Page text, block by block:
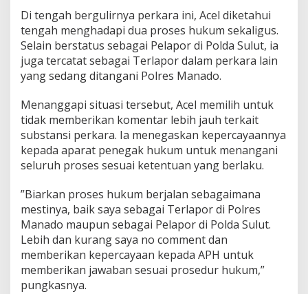
u
t
Di tengah bergulirnya perkara ini, Acel diketahui
tengah menghadapi dua proses hukum sekaligus.
Selain berstatus sebagai Pelapor di Polda Sulut, ia
juga tercatat sebagai Terlapor dalam perkara lain
yang sedang ditangani Polres Manado.
Menanggapi situasi tersebut, Acel memilih untuk
tidak memberikan komentar lebih jauh terkait
substansi perkara. Ia menegaskan kepercayaannya
kepada aparat penegak hukum untuk menangani
seluruh proses sesuai ketentuan yang berlaku.
‎”Biarkan proses hukum berjalan sebagaimana
mestinya, baik saya sebagai Terlapor di Polres
Manado maupun sebagai Pelapor di Polda Sulut.
Lebih dan kurang saya no comment dan
memberikan kepercayaan kepada APH untuk
memberikan jawaban sesuai prosedur hukum,”
pungkasnya.